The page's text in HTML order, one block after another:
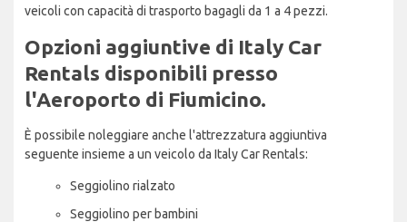
veicoli con capacità di trasporto bagagli da 1 a 4 pezzi.
Opzioni aggiuntive di Italy Car
Rentals disponibili presso
l'Aeroporto di Fiumicino.
È possibile noleggiare anche l'attrezzatura aggiuntiva
seguente insieme a un veicolo da Italy Car Rentals:
Seggiolino rialzato
Seggiolino per bambini